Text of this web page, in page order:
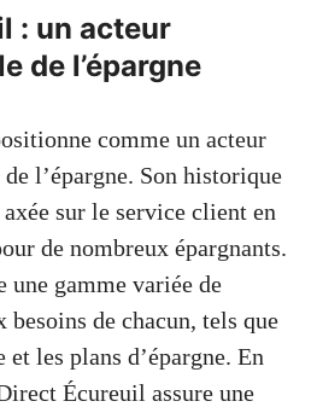
: un acteur
de l’épargne
comme un acteur
l’épargne. Son historique
sur le service client en
de nombreux épargnants.
une gamme variée de
besoins de chacun, tels que
les plans d’épargne. En
Écureuil assure une